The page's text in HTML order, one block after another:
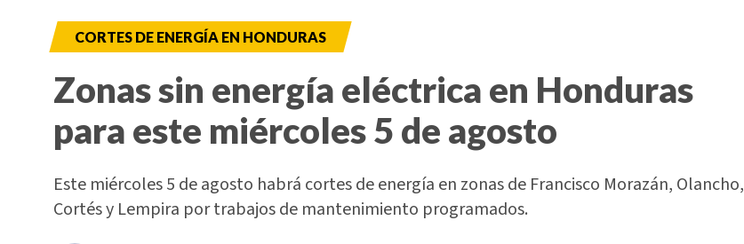
CORTES DE ENERGÍA EN HONDURAS
Zonas sin energía eléctrica en Honduras
para este miércoles 5 de agosto
Este miércoles 5 de agosto habrá cortes de energía en zonas de Francisco Morazán, Olancho,
Cortés y Lempira por trabajos de mantenimiento programados.